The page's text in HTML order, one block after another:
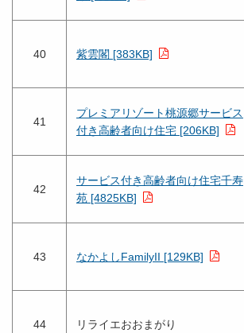
40 紫雲閣 [383KB]
41
プレミアリゾート桃源郷サービス
付き高齢者向け住宅 [206KB]
42
サービス付き高齢者向け住宅千寿
苑 [4825KB]
43 なかよしFamilyII [129KB]
44 リライエおおまがり